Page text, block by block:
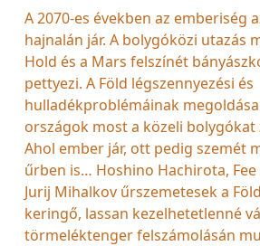
A 2070-es években az emberiség
hajnalán jár. A bolygóközi utazás
Hold és a Mars felszínét
pettyezi. A Föld légszennyezési és
hulladékproblémáinak
országok most a közeli bolygókat
Ahol ember jár, ott pedig szemét
űrben is… Hoshino Hachirota, Fee
Jurij Mihalkov űrszemetesek a
keringő, lassan kezelhetetlenné
törmeléktenger felszámolásán